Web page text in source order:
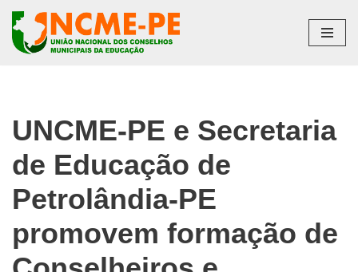
Pular
UNCME-PE e Secretaria
de Educação de
Petrolândia-PE
promovem formação de